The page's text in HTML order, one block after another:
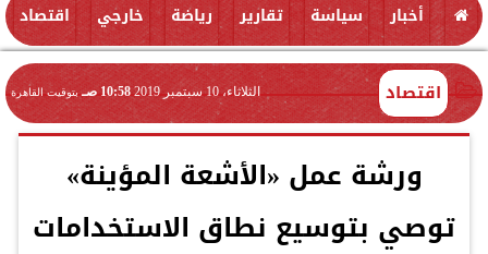
أخبار سياسة تقارير رياضة خارجي اقتصاد
اقتصاد الثلاثاء، 10 سبتمبر 2019 10:58 صـ بتوقيت القاهرة
ورشة عمل «الأشعة المؤينة»
توصي بتوسيع نطاق الاستخدامات